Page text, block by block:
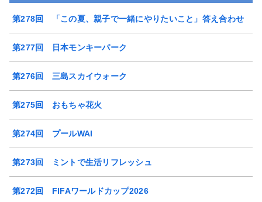
第278回 「この夏、親子で一緒にやりたいこと」答え合わせ
第277回 日本モンキーパーク
第276回 三島スカイウォーク
第275回 おもちゃ花火
第274回 プールWAI
第273回 ミントで生活リフレッシュ
第272回 FIFAワールドカップ2026